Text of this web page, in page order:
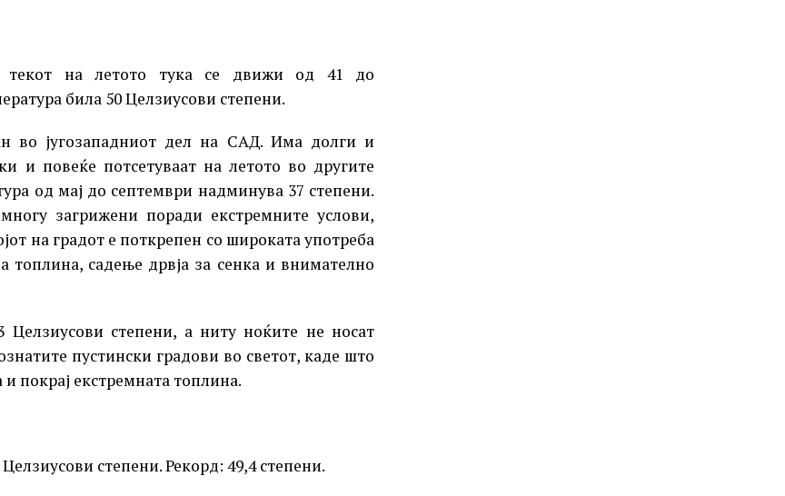
текот на летото тука се движи од 41 до
била 50 Целзиусови степени.
во југозападниот дел на САД. Има долги и
и повеќе потсетуваат на летото во другите
од мај до септември надминува 37 степени.
загрижени поради екстремните услови,
на градот е поткрепен со широката употреба
топлина, садење дрвја за сенка и внимателно
степени, а ниту ноќите не носат
пустински градови во светот, каде што
покрај екстремната топлина.
степени. Рекорд: 49,4 степени.